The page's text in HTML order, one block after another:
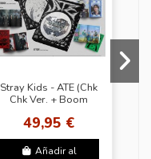
Stray Kids - ATE (Chk
Chk Ver. + Boom
Random Photocards
+ logo...
49,95 €
Añadir al